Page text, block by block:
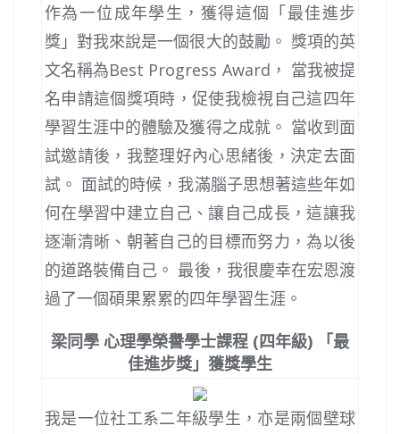
作為一位成年學生，獲得這個「最佳進步
獎」對我來說是一個很大的鼓勵。 獎項的英
文名稱為Best Progress Award， 當我被提
名申請這個獎項時，促使我檢視自己這四年
學習生涯中的體驗及獲得之成就。 當收到面
試邀請後，我整理好內心思緒後，決定去面
試。 面試的時候，我滿腦子思想著這些年如
何在學習中建立自己、讓自己成長，這讓我
逐漸清晰、朝著自己的目標而努力，為以後
的道路裝備自己。 最後，我很慶幸在宏恩渡
過了一個碩果累累的四年學習生涯。
梁同學 心理學榮譽學士課程 (四年級) 「最
佳進步獎」獲獎學生
我是一位社工系二年級學生，亦是兩個壁球